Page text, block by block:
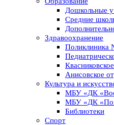
Дошкольные
Средние
Здравоохранение
Поликлиника
Анисовское
Культура и
МБУ «ДК
МБУ «ДК
Библиотеки
Спорт